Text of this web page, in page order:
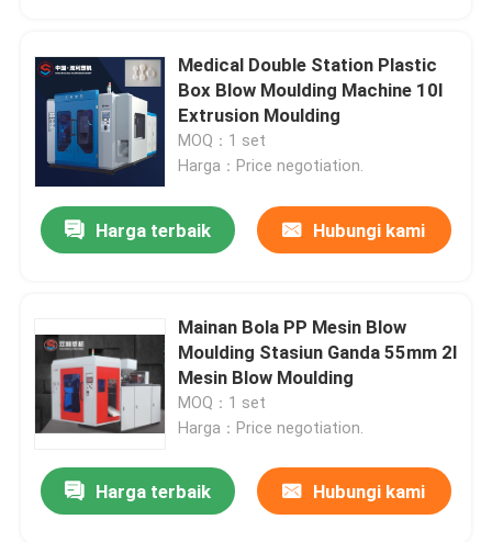
Medical Double Station Plastic
Box Blow Moulding Machine 10l
Extrusion Moulding
MOQ：1 set
Harga：Price negotiation.
Harga terbaik Hubungi kami
Mainan Bola PP Mesin Blow
Moulding Stasiun Ganda 55mm 2l
Mesin Blow Moulding
MOQ：1 set
Harga：Price negotiation.
Harga terbaik Hubungi kami